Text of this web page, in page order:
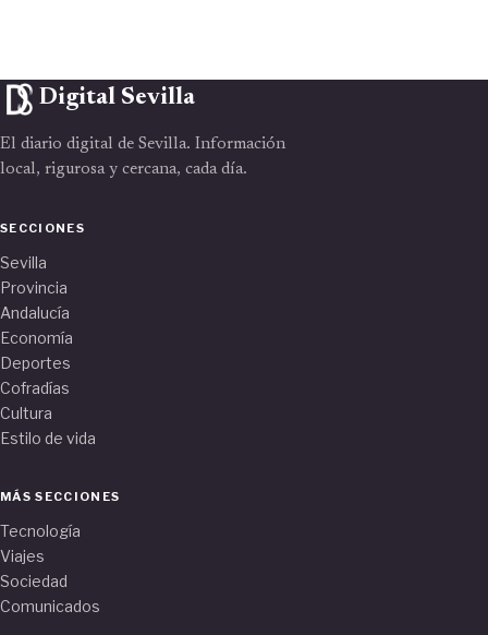
Digital Sevilla
El diario digital de Sevilla. Información
local, rigurosa y cercana, cada día.
SECCIONES
Sevilla
Provincia
Andalucía
Economía
Deportes
Cofradías
Cultura
Estilo de vida
MÁS SECCIONES
Tecnología
Viajes
Sociedad
Comunicados